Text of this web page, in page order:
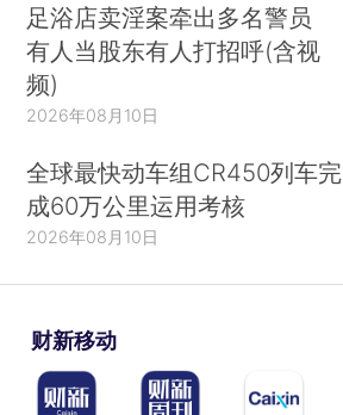
足浴店卖淫案牵出多名警员
有人当股东有人打招呼(含视
频)
2026年08月10日
全球最快动车组CR450列车完
成60万公里运用考核
2026年08月10日
财新移动